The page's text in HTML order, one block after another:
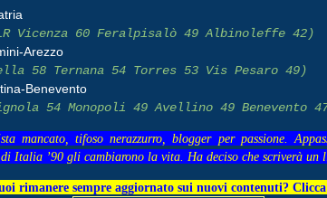
Vicenza 60 Feralpisalò 49 Albinoleffe 42)
Arezzo
58 Ternana 54 Torres 53 Vis Pesaro 49)
Benevento
54 Monopoli 49 Avellino 49 Benevento
mancato, tifoso nerazzurro, blogger per passione.
Italia ’90 gli cambiarono la vita. Ha deciso che scriverà un
rimanere sempre aggiornato sui nuovi contenuti?